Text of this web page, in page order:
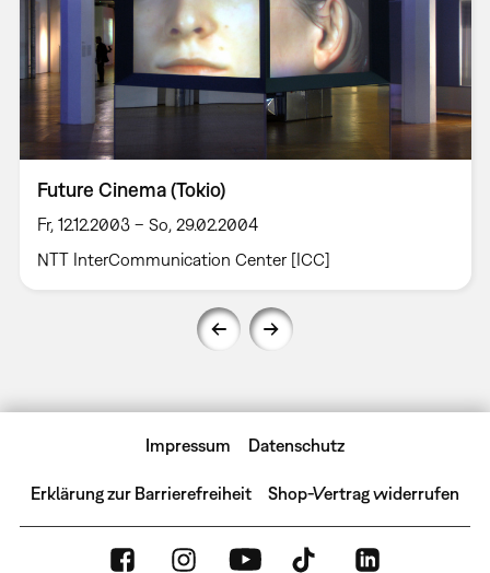
Future Cinema (Tokio)
Fr, 12.12.2003 – So, 29.02.2004
NTT InterCommunication Center [ICC]
Impressum Datenschutz
Erklärung zur Barrierefreiheit Shop-Vertrag widerrufen